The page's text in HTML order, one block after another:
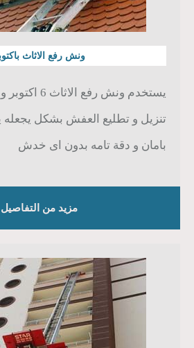
ونش رفع الاثاث
يستخدم ونش
تنزيل و تطليع العفش بشكل
بامان و دقة تامه بدون اى خدش
مزيد من التفاصيل